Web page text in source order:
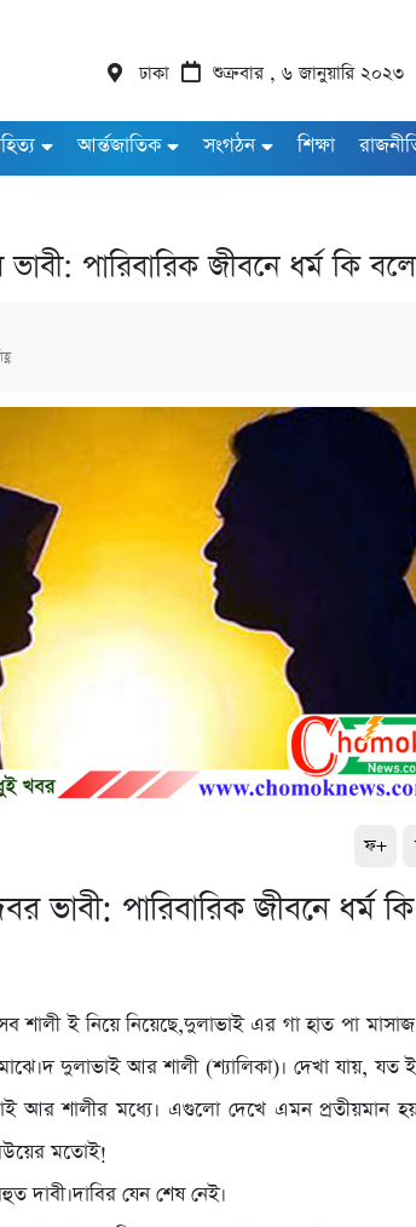
ঢাকা শুক্রবার , ৬ জানুয়ারি ২০২৩
আর্ন্তজাতিক সংগঠন শিক্ষা
পারিবারিক জীবনে ধর্ম কি বলে
ফ+
ভাবী: পারিবারিক জীবনে ধর্ম
শালী ই নিয়ে নিয়েছে,দুলাভাই এর গা হাত পা
দুলাভাই আর শালী (শ্যালিকা)। দেখা যায়, যত
আর শালীর মধ্যে। এগুলো দেখে এমন প্রতীয়মান
মতোই!
দাবী।দাবির যেন শেষ নেই।